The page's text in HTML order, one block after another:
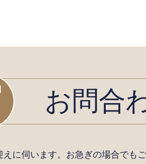
お問合
に伺います。 お急ぎの場合でも